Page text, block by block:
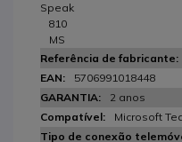
Speak
810
MS
5706991018448
2 anos
Microsoft